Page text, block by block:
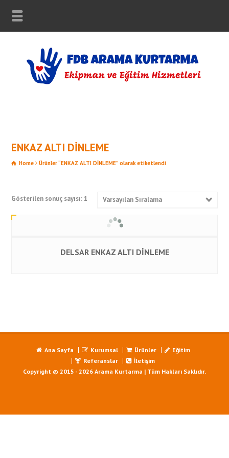
ENKAZ ALTI DİNLEME
Home Ürünler “ENKAZ ALTI DİNLEME” olarak etiketlendi
Gösterilen sonuç sayısı: 1 Varsayılan Sıralama
DELSAR ENKAZ ALTI DİNLEME
Ana Sayfa Kurumsal Ürünler
Eğitim
Referanslar
İletişim
Copyright © 2015 - 2026 Arama Kurtarma | Tüm Hakları Saklıdır.